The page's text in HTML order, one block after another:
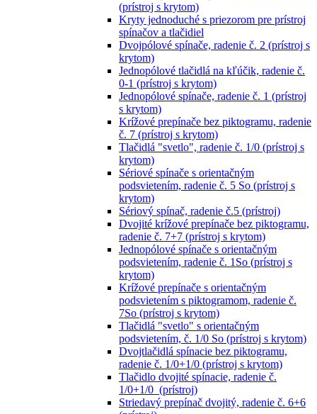
(prístroj s krytom)
Kryty jednoduché s priezorom pre prístroj
spínačov a tlačidiel
Dvojpólové spínače, radenie č. 2 (prístroj s
krytom)
Jednopólové tlačidlá na kľúčik, radenie č.
0-1 (prístroj s krytom)
Jednopólové spínače, radenie č. 1 (prístroj
s krytom)
Krížové prepínače bez piktogramu, radenie
č. 7 (prístroj s krytom)
Tlačidlá "svetlo", radenie č. 1/0 (prístroj s
krytom)
Sériové spínače s orientačným
podsvietením, radenie č. 5 So (prístroj s
krytom)
Sériový spínač, radenie č.5 (prístroj)
Dvojité krížové prepínače bez piktogramu,
radenie č. 7+7 (prístroj s krytom)
Jednopólové spínače s orientačným
podsvietením, radenie č. 1So (prístroj s
krytom)
Krížové prepínače s orientačným
podsvietením s piktogramom, radenie č.
7So (prístroj s krytom)
Tlačidlá "svetlo" s orientačným
podsvietením, č. 1/0 So (prístroj s krytom)
Dvojtlačidlá spínacie bez piktogramu,
radenie č. 1/0+1/0 (prístroj s krytom)
Tlačidlo dvojité spínacie, radenie č.
1/0+1/0 (prístroj)
Striedavý prepínač dvojitý, radenie č. 6+6